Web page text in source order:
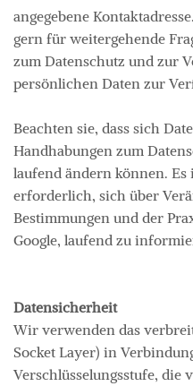
angegebene
gern für weitergehende
zum Datenschutz und zur
persönlichen Daten zur
Beachten sie, dass sich
Handhabungen zum
laufend ändern können. Es
erforderlich, sich über
Bestimmungen und der
Google, laufend zu
Datensicherheit
Wir verwenden das
Socket Layer) in
Verschlüsselungsstufe,